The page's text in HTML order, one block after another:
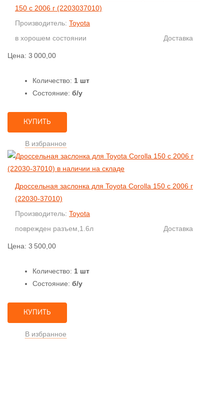
150 с 2006 г (2203037010)
Производитель: Toyota
в хорошем состоянии
Доставка
Цена: 3 000,00
Количество: 1 шт
Состояние: б/у
КУПИТЬ
В избранное
Дроссельная заслонка для Toyota Corolla 150 с 2006 г
(22030-37010)
Производитель: Toyota
поврежден разъем,1.6л
Доставка
Цена: 3 500,00
Количество: 1 шт
Состояние: б/у
КУПИТЬ
В избранное